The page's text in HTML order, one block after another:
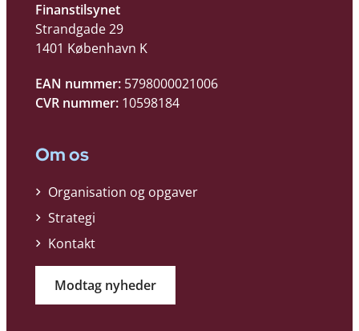
Finanstilsynet
Strandgade 29
1401 København K
EAN nummer: 5798000021006
CVR nummer: 10598184
Om os
Organisation og opgaver
Strategi
Kontakt
Modtag nyheder